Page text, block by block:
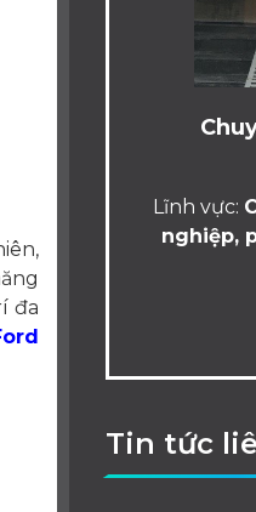
đa
Lĩnh vực:
nghiệp,
Tin tức